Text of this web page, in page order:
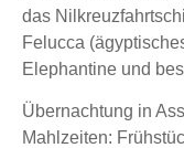
das
Felucca
Elephantine und
Übernachtung in
Mahlzeiten: